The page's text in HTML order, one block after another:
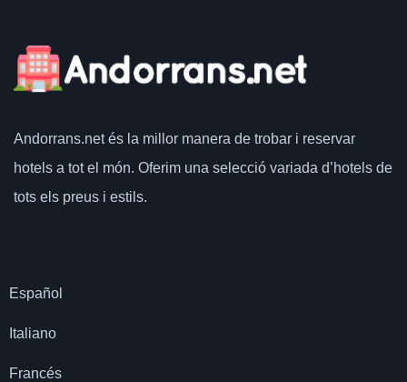
Andorrans.netés la millor manera de trobar i reservar
hotels a tot el món. Oferim una selecció variada d’hotels de
tots els preus i estils.
Español
Italiano
Francés